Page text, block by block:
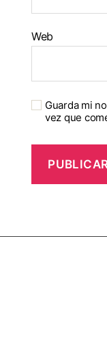
Web
Guarda mi
vez que